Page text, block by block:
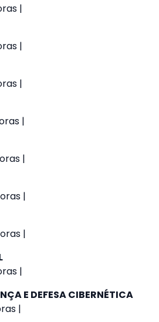
|
|
|
|
|
|
|
|
E DEFESA CIBERNÉTICA
|